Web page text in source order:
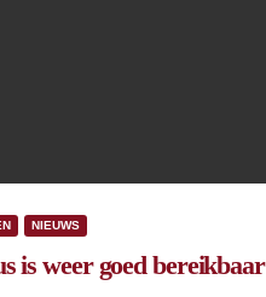
NIEUWS
is weer goed bereikbaar